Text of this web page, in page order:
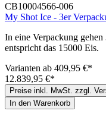
CB10004566-006
My Shot Ice - 3er
In eine Verpackung
entspricht das 15000 Eis.
Varianten ab 409,95 €*
12.839,95 €*
Preise inkl. MwSt. zzgl.
In den Warenkorb